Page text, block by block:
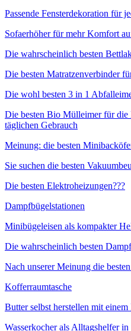
Passende Fensterdekoration für
Sofaerhöher für mehr Komfort
Die wahrscheinlich besten
Die besten Matratzenverbinder
Die wohl besten 3 in 1
Die besten Bio Mülleimer für
täglichen Gebrauch
Meinung: die besten
Sie suchen die besten
Die besten Elektroheizungen???
Dampfbügelstationen
Minibügeleisen als kompakter
Die wahrscheinlich besten
Nach unserer Meinung die
Kofferraumtasche
Butter selbst herstellen mit einem
Wasserkocher als Alltagshelfer